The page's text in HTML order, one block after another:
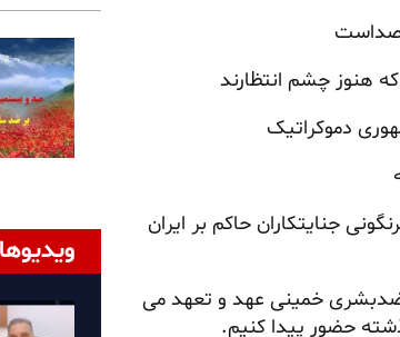
صداست
که هنوز چشم انتظارند
دموکراتیک
جنایتکاران حاکم بر ایران
ضدبشری خمینی عهد و تعهد می
حضور پیدا کنیم.